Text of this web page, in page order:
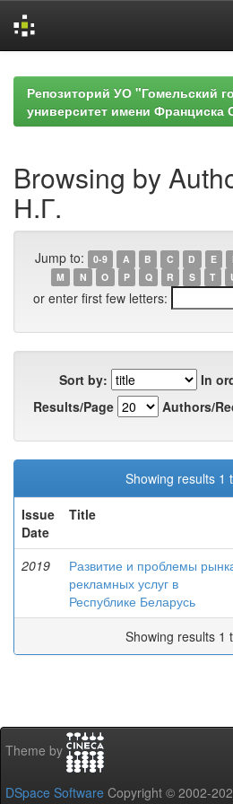
navigationРепозиторий УО "Гомельский
университет имени Франциска
Browsing by
Н.Г.
Jump to: 0-9 A B C D E
M
N O P Q R S T
or enter first few letters:
Sort by:
In
Results/Page
Authors/
Showing results 1
Issue
Date
Title
2019
Развитие и проблемы
рекламных услуг в
Республике Беларусь
Showing results 1
Theme by
DSpace Software Copyright © 2002-